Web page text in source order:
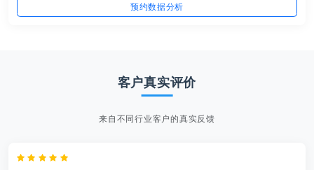
预约数据分析
客户真实评价
来自不同行业客户的真实反馈